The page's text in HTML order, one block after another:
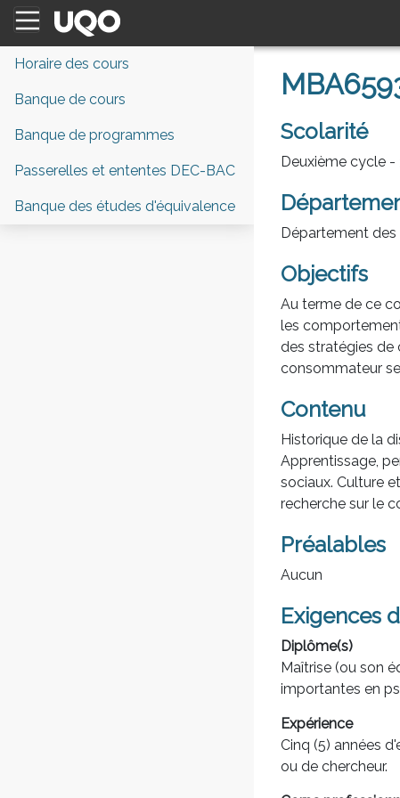
Horaire des cours
Banque de cours
Banque de programmes
Passerelles et ententes DEC-BAC
Banque des études d'équivalence
Scolarité
Deuxième cycle -
Département
Objectifs
Au terme de ce
les
des stratégies de
consommateur
Contenu
Historique de la
Apprentissage,
sociaux. Culture
recherche sur le
Préalables
Aucun
Exigences
Diplôme(s)
Maîtrise (ou son
importantes en
Expérience
Cinq (5) années
ou de chercheur.